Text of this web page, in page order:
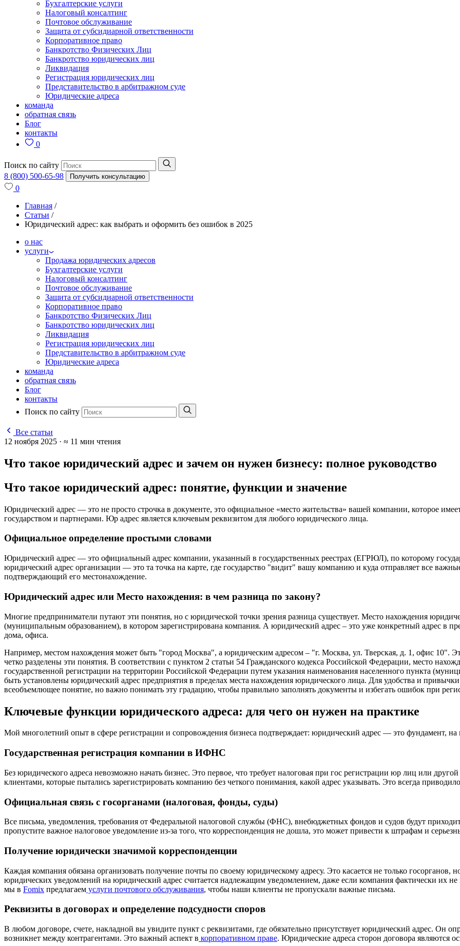
Бухгалтерские услуги
Налоговый консалтинг
Почтовое обслуживание
Защита от субсидиарной ответственности
Корпоративное право
Банкротство Физических Лиц
Банкротство юридических лиц
Ликвидация
Регистрация юридических лиц
Представительство в арбитражном суде
Юридические адреса
команда
обратная связь
Блог
контакты
0
Поиск по сайту
8 (800) 500-65-98
Получить консультацию
0
Главная /
Статьи /
Юридический адрес: как выбрать и оформить без ошибок в 2025
о нас
услуги
Продажа юридических адресов
Бухгалтерские услуги
Налоговый консалтинг
Почтовое обслуживание
Защита от субсидиарной ответственности
Корпоративное право
Банкротство Физических Лиц
Банкротство юридических лиц
Ликвидация
Регистрация юридических лиц
Представительство в арбитражном суде
Юридические адреса
команда
обратная связь
Блог
контакты
Поиск по сайту
Все статьи
12 ноября 2025 · ≈ 11 мин чтения
Что такое юридический адрес и зачем он нужен бизнесу: полное руководство
Что такое юридический адрес: понятие, функции и значение
Юридический адрес — это не просто строчка в документе, это официальное «место жительства» вашей компании, которое
государством и партнерами. Юр адрес является ключевым реквизитом для любого юридического лица.
Официальное определение простыми словами
Юридический адрес — это официальный адрес компании, указанный в государственных реестрах (ЕГРЮЛ), по которому
юридический адрес организации — это та точка на карте, где государство "видит" вашу компанию и куда отправляет все
подтверждающий его местонахождение.
Юридический адрес или Место нахождения: в чем разница по закону?
Многие предприниматели путают эти понятия, но с юридической точки зрения разница существует. Место нахождения
(муниципальным образованием), в котором зарегистрирована компания. А юридический адрес – это уже конкретный адрес в
дома, офиса.
Например, местом нахождения может быть "город Москва", а юридическим адресом – "г. Москва, ул. Тверская, д. 1, офис 10".
четко разделены эти понятия. В соответствии с пунктом 2 статьи 54 Гражданского кодекса Российской Федерации, место
государственной регистрации на территории Российской Федерации путем указания наименования населенного пункта
быть установлены юридический адрес предприятия в пределах места нахождения юридического лица. Для удобства и
всеобъемлющее понятие, но важно понимать эту градацию, чтобы правильно заполнять документы и избегать ошибок при
Ключевые функции юридического адреса: для чего он нужен на практике
Мой многолетний опыт в сфере регистрации и сопровождения бизнеса подтверждает: юридический адрес — это фундамент, на
Государственная регистрация компании в ИФНС
Без юридического адреса невозможно начать бизнес. Это первое, что требует налоговая при гос регистрации юр лиц или
клиентами, которые пытались зарегистрировать компанию без четкого понимания, какой адрес указывать. Это всегда
Официальная связь с госорганами (налоговая, фонды, суды)
Все письма, уведомления, требования от Федеральной налоговой службы (ФНС), внебюджетных фондов и судов будут
пропустите важное налоговое уведомление из-за того, что корреспонденция не дошла, это может привести к штрафам и
Получение юридически значимой корреспонденции
Каждая компания обязана организовать получение почты по своему юридическому адресу. Это касается не только госорганов,
юридических уведомлений на юридический адрес считается надлежащим уведомлением, даже если компания фактически их
мы в Fomix предлагаем услуги почтового обслуживания, чтобы наши клиенты не пропускали важные письма.
Реквизиты в договорах и определение подсудности споров
В любом договоре, счете, накладной вы увидите пункт с реквизитами, где обязательно присутствует юридический адрес. Он
возникнет между контрагентами. Это важный аспект в корпоративном праве. Юридические адреса сторон договора являются